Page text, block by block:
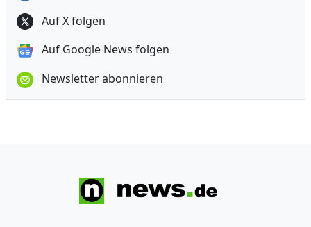
Auf X folgen
Auf Google News folgen
Newsletter abonnieren